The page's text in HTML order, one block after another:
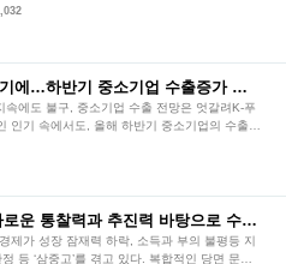
K-푸드와 뷰티 인기에…하반기 중소기업 수출증가 전망 …
속에도 불구, 중소기업 수출 전망은 엇갈려K-푸
인기 속에서도, 올해 하반기 중소기업의 수출
이…
[뉴스메이커] 날카로운 통찰력과 추진력 바탕으로 수출중…
제가 성장 잠재력 하락, 소득과 부의 불평등 지
등 ‘삼중고’를 겪고 있다. 복합적인 당면 문제